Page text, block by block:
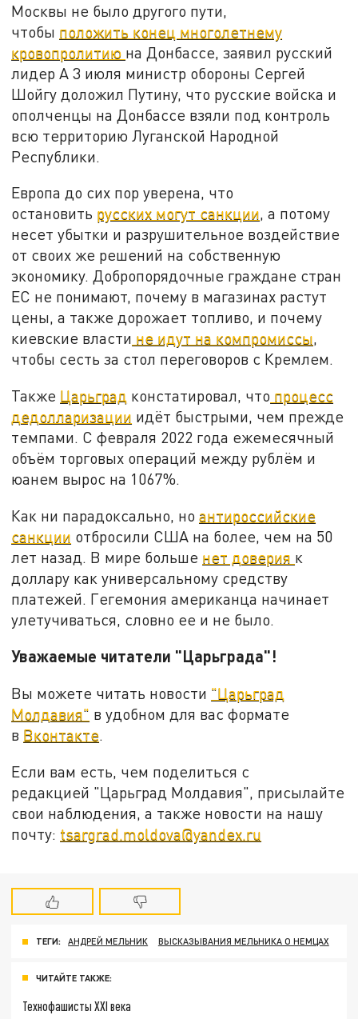
Москвы не было другого пути,
чтобы положить конец многолетнему
кровопролитию на Донбассе, заявил русский
лидер А 3 июля министр обороны Сергей
Шойгу доложил Путину, что русские войска и
ополченцы на Донбассе взяли под контроль
всю территорию Луганской Народной
Республики.
Европа до сих пор уверена, что
остановить русских могут санкции, а потому
несет убытки и разрушительное воздействие
от своих же решений на собственную
экономику. Добропорядочные граждане стран
ЕС не понимают, почему в магазинах растут
цены, а также дорожает топливо, и почему
киевские власти не идут на компромиссы,
чтобы сесть за стол переговоров с Кремлем.
Также Царьград констатировал, что процесс
дедолларизации идёт быстрыми, чем прежде
темпами. С февраля 2022 года ежемесячный
объём торговых операций между рублём и
юанем вырос на 1067%.
Как ни парадоксально, ноантироссийские
санкции отбросили США на более, чем на 50
лет назад. В мире больше нет доверия к
доллару как универсальному средству
платежей. Гегемония американца начинает
улетучиваться, словно ее и не было.
Уважаемые читатели "Царьграда"!
Вы можете читать новости "Царьград
Молдавия" в удобном для вас формате
в Вконтакте.
Если вам есть, чем поделиться с
редакцией "Царьград Молдавия", присылайте
свои наблюдения, а также новости на нашу
почту: tsargrad.moldova@yandex.ru
ТЕГИ: АНДРЕЙ МЕЛЬНИК ВЫСКАЗЫВАНИЯ МЕЛЬНИКА О НЕМЦАХ
ЧИТАЙТЕ ТАКЖЕ:
Технофашисты XXI века